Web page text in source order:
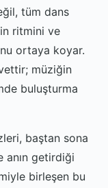
tüm dans
ritmini ve
ortaya koyar.
müziğin
buluşturma
baştan sona
anın getirdiği
birleşen bu